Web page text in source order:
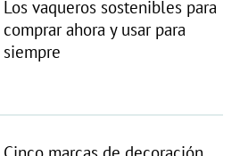
Los vaqueros sostenibles para
comprar ahora y usar para
siempre